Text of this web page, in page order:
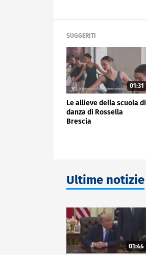
SUGGERITI
01:31
Le allieve della scuola di
danza di Rossella
Brescia
Ultime notizie
01:44